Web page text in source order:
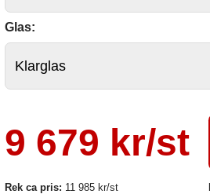
Glas:
9 679 kr/st
Rek ca pris: 11 985 kr/st